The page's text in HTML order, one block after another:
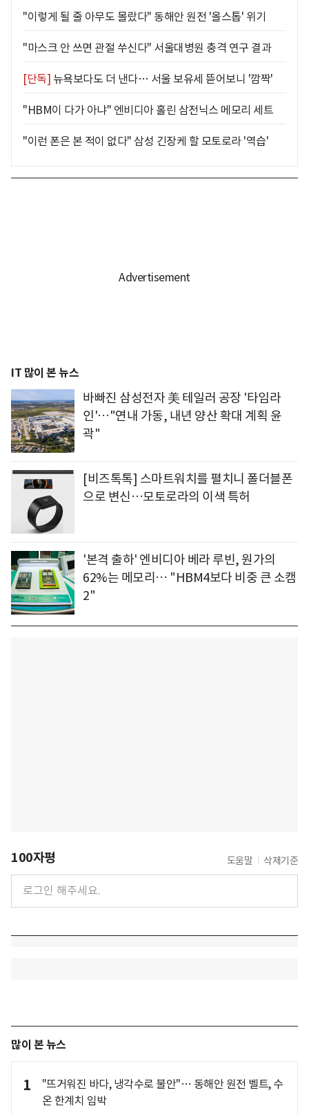
"이렇게 될 줄 아무도 몰랐다" 동해안 원전 '올스톱' 위기
"마스크 안 쓰면 관절 쑤신다" 서울대병원 충격 연구 결과
[단독] 뉴욕보다도 더 낸다… 서울 보유세 뜯어보니 '깜짝'
"HBM이 다가 아냐" 엔비디아 홀린 삼전닉스 메모리 세트
"이런 폰은 본 적이 없다" 삼성 긴장케 할 모토로라 '역습'
IT 많이 본 뉴스
바빠진 삼성전자 美 테일러 공장 '타임라
인'…"연내 가동, 내년 양산 확대 계획 윤
곽"
[비즈톡톡] 스마트워치를 펼치니 폴더블폰
으로 변신…모토로라의 이색 특허
'본격 출하' 엔비디아 베라 루빈, 원가의
62%는 메모리… "HBM4보다 비중 큰 소캠
2"
100자평 도움말 삭제기준
많이 본 뉴스
1
"뜨거워진 바다, 냉각수로 불안"… 동해안 원전 벨트, 수
온 한계치 임박